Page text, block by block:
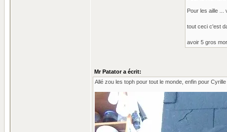
Pour les aille ...
tout ceci c'est
avoir 5 gros
Mr Patator a écrit:
Allé zou les toph pour tout le monde, enfin pour Cyrille